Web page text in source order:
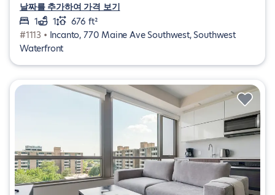
날짜를 추가하여 가격 보기
1
1
676 ft²
#1113 • Incanto, 770 Maine Ave Southwest, Southwest
Waterfront